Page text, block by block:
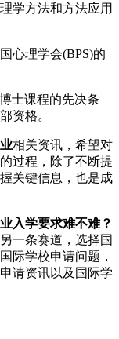
学方法和方法应用
理学会(BPS)的
士课程的先决条
资格。
相关资讯，希望对
过程，除了不断提
关键信息，也是成
入学要求难不难？
一条赛道，选择国
际学校申请问题，
请资讯以及国际学